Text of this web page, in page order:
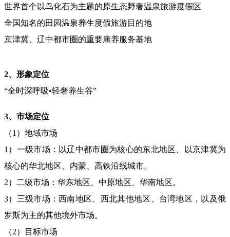
世界首个以鸟化石为主题的原生态野奢温泉旅游度假区
全国知名的田园温泉养生度假旅游目的地
京津冀、辽中都市圈的重要康养服务基地
2、形象定位
“全时深呼吸•轻奢养生谷”
3、市场定位
（1）地域市场
1）一级市场：以辽中都市圈为核心的东北地区、以京津冀为
核心的华北地区、内蒙、高铁沿线城市。
2）二级市场：华东地区、中原地区、华南地区。
3）三级市场：西南地区、西北其他地区、台湾地区，以及俄
罗斯为主的其他境外市场。
（2）目标市场